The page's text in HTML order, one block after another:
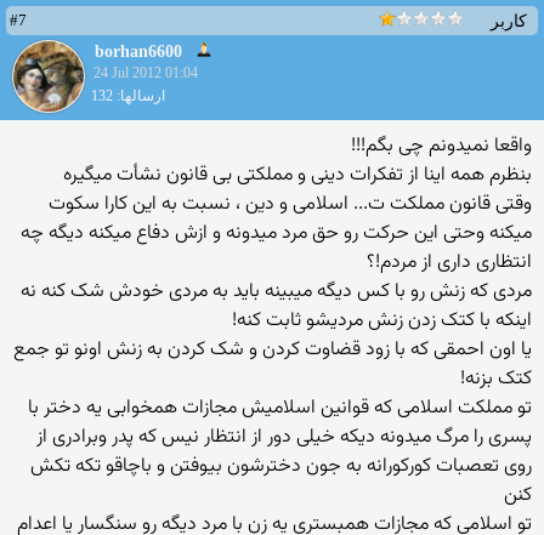
کاربر
#7
borhan6600
24 Jul 2012 01:04
ارسالها: 132
واقعا نمیدونم چی بگم!!!
بنظرم همه اینا از تفکرات دینی و مملکتی بی قانون نشأت میگیره
وقتی قانون مملکت ت... اسلامی و دین ، نسبت به این کارا سکوت
میکنه وحتی این حرکت رو حق مرد میدونه و ازش دفاع میکنه دیگه چه
انتظاری داری از مردم!؟
مردی که زنش رو با کس دیگه میبینه باید به مردی خودش شک کنه نه
اینکه با کتک زدن زنش مردیشو ثابت کنه!
یا اون احمقی که با زود قضاوت کردن و شک کردن به زنش اونو تو جمع
کتک بزنه!
تو مملکت اسلامی که قوانین اسلامیش مجازات همخوابی یه دختر با
پسری را مرگ میدونه دیکه خیلی دور از انتظار نیس که پدر وبرادری از
روی تعصبات کورکورانه به جون دخترشون بیوفتن و باچاقو تکه تکش
کنن
تو اسلامی که مجازات همبستری یه زن با مرد دیگه رو سنگسار یا اعدام